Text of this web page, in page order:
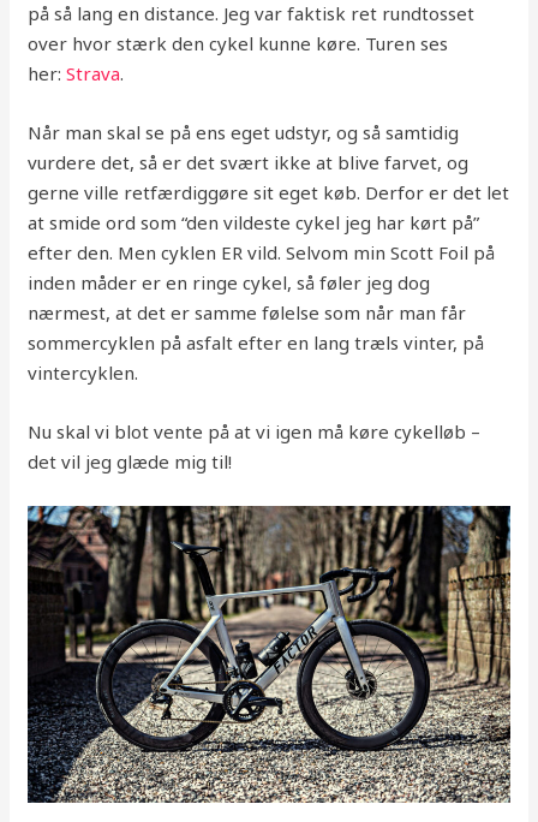
på så lang en distance. Jeg var faktisk ret rundtosset
over hvor stærk den cykel kunne køre. Turen ses
her:Strava.
Når man skal se på ens eget udstyr, og så samtidig
vurdere det, så er det svært ikke at blive farvet, og
gerne ville retfærdiggøre sit eget køb. Derfor er det let
at smide ord som “den vildeste cykel jeg har kørt på”
efter den. Men cyklen ER vild. Selvom min Scott Foil på
inden måder er en ringe cykel, så føler jeg dog
nærmest, at det er samme følelse som når man får
sommercyklen på asfalt efter en lang træls vinter, på
vintercyklen.
Nu skal vi blot vente på at vi igen må køre cykelløb –
det vil jeg glæde mig til!